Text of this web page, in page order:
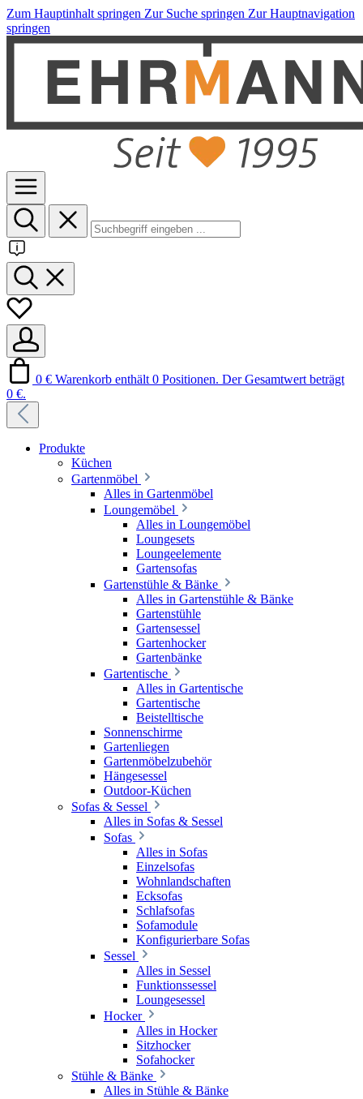
Zum Hauptinhalt springen Zur Suche springen Zur Hauptnavigation
springen
0 € Warenkorb enthält 0 Positionen. Der Gesamtwert beträgt
0 €.
Produkte
Küchen
Gartenmöbel
Alles in Gartenmöbel
Loungemöbel
Alles in Loungemöbel
Loungesets
Loungeelemente
Gartensofas
Gartenstühle & Bänke
Alles in Gartenstühle & Bänke
Gartenstühle
Gartensessel
Gartenhocker
Gartenbänke
Gartentische
Alles in Gartentische
Gartentische
Beistelltische
Sonnenschirme
Gartenliegen
Gartenmöbelzubehör
Hängesessel
Outdoor-Küchen
Sofas & Sessel
Alles in Sofas & Sessel
Sofas
Alles in Sofas
Einzelsofas
Wohnlandschaften
Ecksofas
Schlafsofas
Sofamodule
Konfigurierbare Sofas
Sessel
Alles in Sessel
Funktionssessel
Loungesessel
Hocker
Alles in Hocker
Sitzhocker
Sofahocker
Stühle & Bänke
Alles in Stühle & Bänke